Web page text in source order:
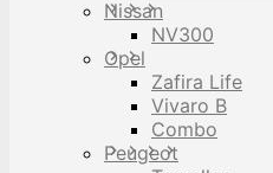
Nissan
NV300
Opel
Zafira Life
Vivaro B
Combo
Peugeot